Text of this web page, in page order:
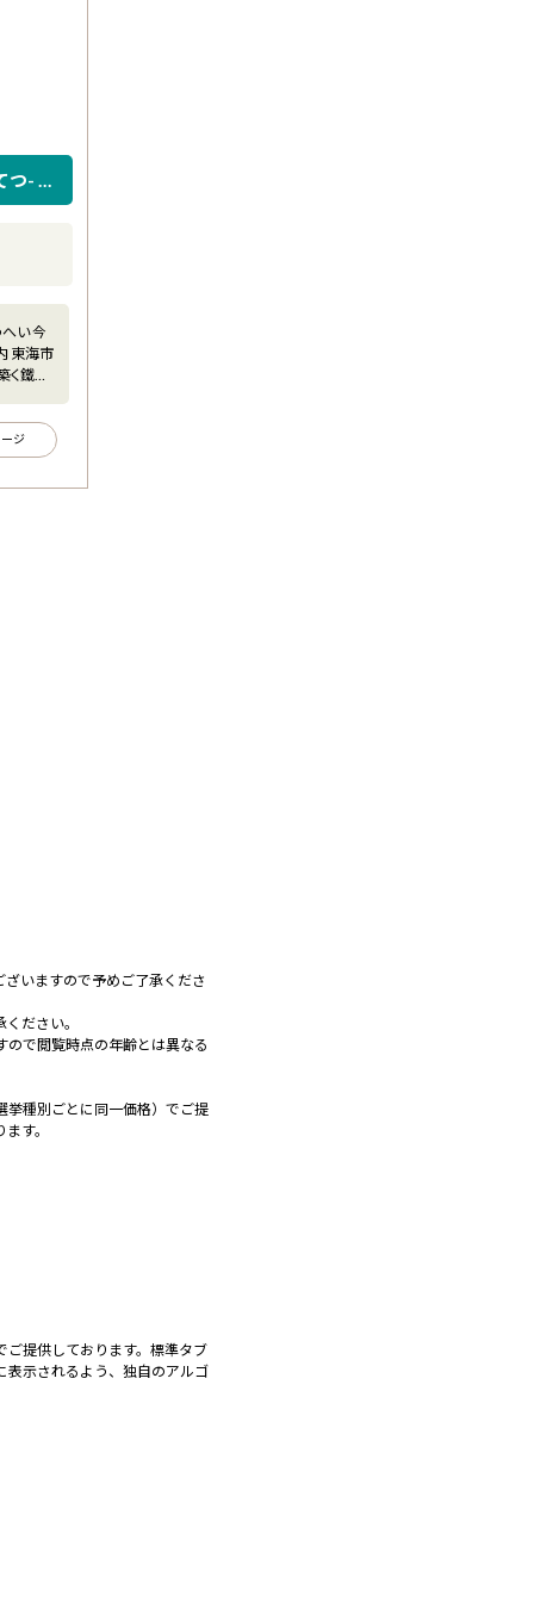
- の
へい 今
東海市
く鐵の
ジ
いますので予めご了承くださ
ださい。
で閲覧時点の年齢とは異なる
挙種別ごとに同一価格）でご提
す。
ご提供しております。標準タブ
表示されるよう、独自のアルゴ